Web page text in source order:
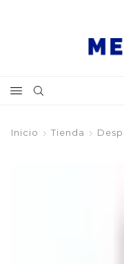
Inicio Tienda